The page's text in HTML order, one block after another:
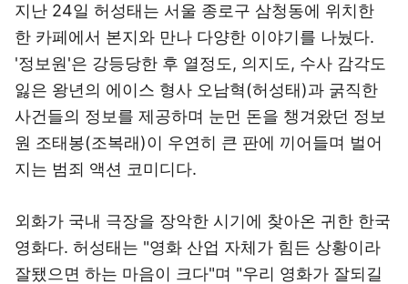
지난 24일 허성태는 서울 종로구 삼청동에 위치한
한 카페에서 본지와 만나 다양한 이야기를 나눴다.
'정보원'은 강등당한 후 열정도, 의지도, 수사 감각도
잃은 왕년의 에이스 형사 오남혁(허성태)과 굵직한
사건들의 정보를 제공하며 눈먼 돈을 챙겨왔던 정보
원 조태봉(조복래)이 우연히 큰 판에 끼어들며 벌어
지는 범죄 액션 코미디다.
외화가 국내 극장을 장악한 시기에 찾아온 귀한 한국
영화다. 허성태는 "영화 산업 자체가 힘든 상황이라
잘됐으면 하는 마음이 크다"며 "우리 영화가 잘되길